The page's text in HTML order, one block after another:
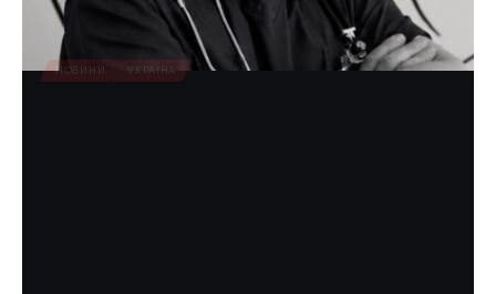
НОВИНИ УКРАЇНА